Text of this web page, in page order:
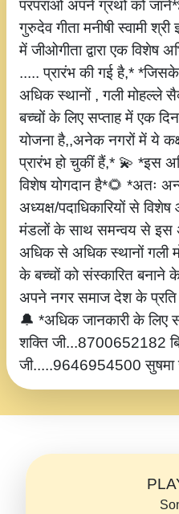
परंपराओं अपने ग्रंथो को
गुरुदेव गीता मनीषी स्वामी
में जीओगीता द्वारा एक विशेष
..... प्रारंभ की गई है,*
अधिक स्थानों , गली मोहल्ले
बच्चों के लिए सप्ताह में एक
योजना है,,अनेक नगरों में ये
प्रारंभ हो चुकीं हैं,* 💫 *इस
विशेष योगदान है*🌻 *अतः
अध्यक्ष/पदाधिकारियों से
मंडलों के साथ समन्वय से इस
अधिक से अधिक स्थानों गली
के बच्चों को संस्कारित बनाने
अपने नगर समाज देश के प्रति
🔔 *अधिक जानकारी के लिए
शक्ति जी...8700652182
जी.....9646954500